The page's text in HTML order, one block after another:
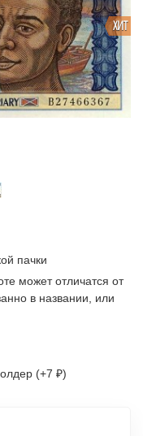
ХИТ
пачки
может отличатся от
в названии, или
(+7 ₽)